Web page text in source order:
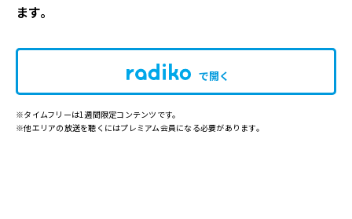
ます。
で開く
※タイムフリーは1週間限定コンテンツです。
※他エリアの放送を聴くにはプレミアム会員になる必要があります。